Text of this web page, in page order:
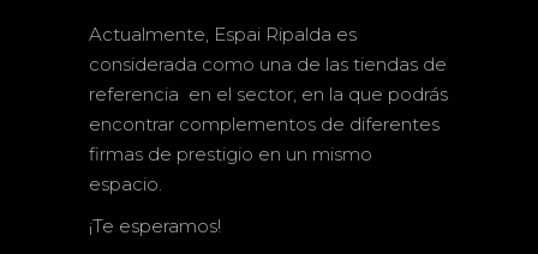
Actualmente, Espai Ripalda es
considerada como una de las tiendas de
referencia en el sector, en la que podrás
encontrar complementos de diferentes
firmas de prestigio en un mismo
espacio.
¡Te esperamos!